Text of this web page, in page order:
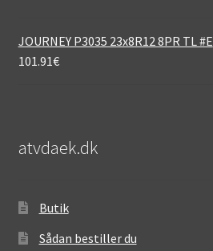
JOURNEY P3035 23x8R12 8PR TL #E
101.91€
atvdaek.dk
Butik
Sådan bestiller du